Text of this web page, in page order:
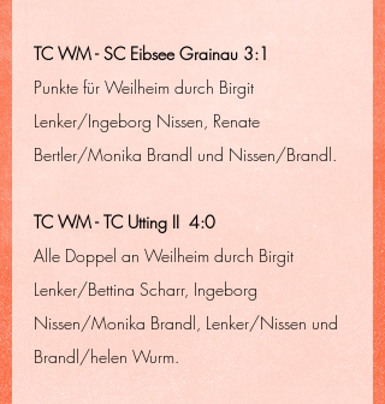
TC WM - SC Eibsee Grainau 3:1
Punkte für Weilheim durch Birgit
Lenker/Ingeborg Nissen, Renate
Bertler/Monika Brandl und Nissen/Brandl.
TC WM - TC Utting II  4:0
Alle Doppel an Weilheim durch Birgit
Lenker/Bettina Scharr, Ingeborg
Nissen/Monika Brandl, Lenker/Nissen und
Brandl/helen Wurm.